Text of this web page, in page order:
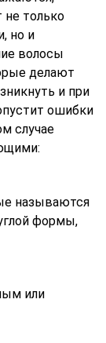
не только
но и
волосы
делают
и при
ошибки
случае
называются
формы,
или